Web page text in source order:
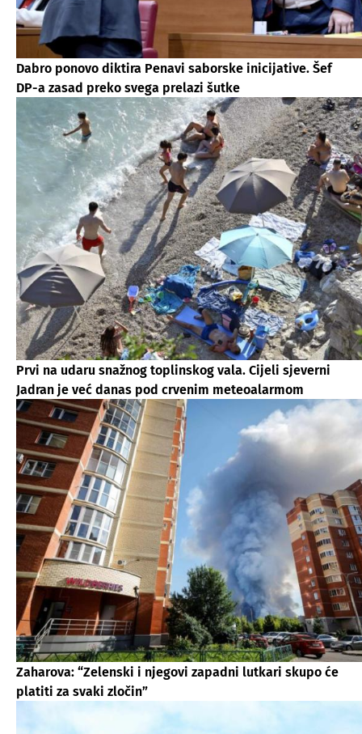
Dabro ponovo diktira Penavi saborske inicijative. Šef
DP-a zasad preko svega prelazi šutke
Prvi na udaru snažnog toplinskog vala. Cijeli sjeverni
Jadran je već danas pod crvenim meteoalarmom
Zaharova: “Zelenski i njegovi zapadni lutkari skupo će
platiti za svaki zločin”